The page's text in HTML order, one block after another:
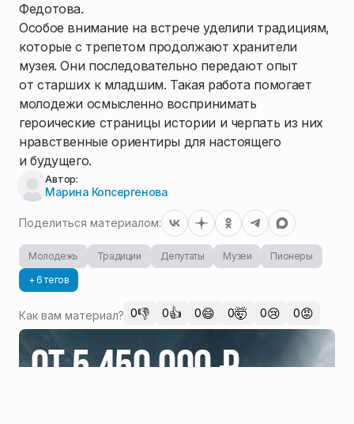
Федотова.
Особое внимание на встрече уделили традициям,
которые с трепетом продолжают хранители
музея. Они последовательно передают опыт
от старших к младшим. Такая работа помогает
молодежи осмысленно воспринимать
героические страницы истории и черпать из них
нравственные ориентиры для настоящего
и будущего.
Автор:
Марина Копсергенова
Поделиться материалом:
Молодежь Традиции Депутаты Музеи
Пионеры
+ 6 тегов
Как вам материал? 0👎 0👍 0😄 0🤯 0😢 0😡